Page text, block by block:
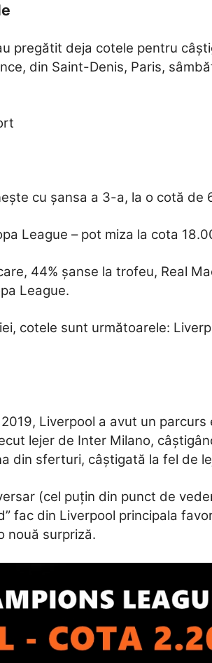
pregătit deja cotele pentru
din Saint-Denis, Paris,
cu șansa a 3-a, la o cotă de
League – pot miza la cota
44% șanse la trofeu, Real
League.
cotele sunt următoarele:
Liverpool a avut un
lejer de Inter Milano,
din sferturi, câștigată la fel de
(cel puțin din punct de
fac din Liverpool principala
nouă surpriză.